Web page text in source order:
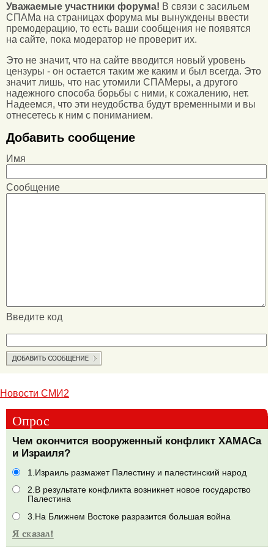
Уважаемые участники форума! В связи с засильем
СПАМа на страницах форума мы вынуждены ввести
премодерацию, то есть ваши сообщения не появятся
на сайте, пока модератор не проверит их.
Это не значит, что на сайте вводится новый уровень
цензуры - он остается таким же каким и был всегда. Это
значит лишь, что нас утомили СПАМеры, а другого
надежного способа борьбы с ними, к сожалению, нет.
Надеемся, что эти неудобства будут временными и вы
отнесетесь к ним с пониманием.
Добавить сообщение
Имя
Сообщение
Введите код
Новости СМИ2
Опрос
Чем окончится вооруженный конфликт ХАМАСа
и Израиля?
1.Израиль размажет Палестину и палестинский народ
2.В результате конфликта возникнет новое государство
Палестина
3.На Ближнем Востоке разразится большая война